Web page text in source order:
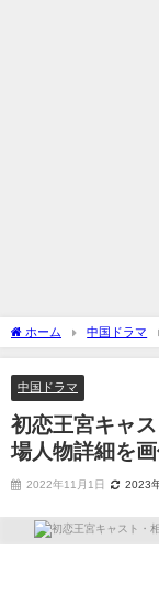
ホーム 中国ドラマ
詳細を画像付きでご紹介！
中国ドラマ
初恋王宮キャ
場人物詳細を
2022年11月1日 2023